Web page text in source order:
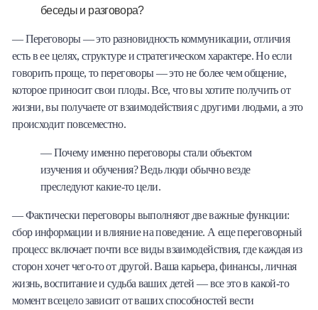
беседы и разговора?
— Переговоры — это разновидность коммуникации, отличия
есть в ее целях, структуре и стратегическом характере. Но если
говорить проще, то переговоры — это не более чем общение,
которое приносит свои плоды. Все, что вы хотите получить от
жизни, вы получаете от взаимодействия с другими людьми, а это
происходит повсеместно.
— Почему именно переговоры стали объектом
изучения и обучения? Ведь люди обычно везде
преследуют какие-то цели.
— Фактически переговоры выполняют две важные функции:
сбор информации и влияние на поведение. А еще переговорный
процесс включает почти все виды взаимодействия, где каждая из
сторон хочет чего-то от другой. Ваша карьера, финансы, личная
жизнь, воспитание и судьба ваших детей — все это в какой-то
момент всецело зависит от ваших способностей вести